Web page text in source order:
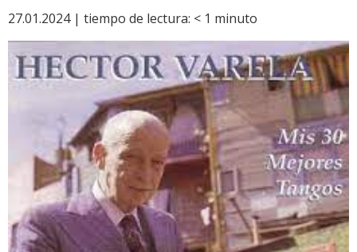
27.01.2024 | tiempo de lectura: < 1 minuto